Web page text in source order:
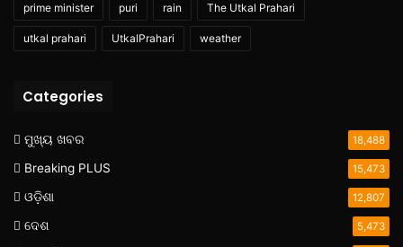
prime minister puri rain The Utkal Prahari
utkal prahari UtkalPrahari weather
Categories
ମୁଖ୍ୟ ଖବର 18,488
Breaking PLUS 15,473
ଓଡ଼ିଶା 12,807
ଦେଶ 5,473